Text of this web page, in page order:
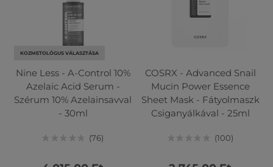
KOZMETOLÓGUS VÁLASZTÁSA
Nine Less - A-Control 10%
Azelaic Acid Serum -
Szérum 10% Azelainsavval
- 30ml
76
COSRX - Advanced Snail
Mucin Power Essence
Sheet Mask - Fátyolmaszk
Csiganyálkával - 25ml
100